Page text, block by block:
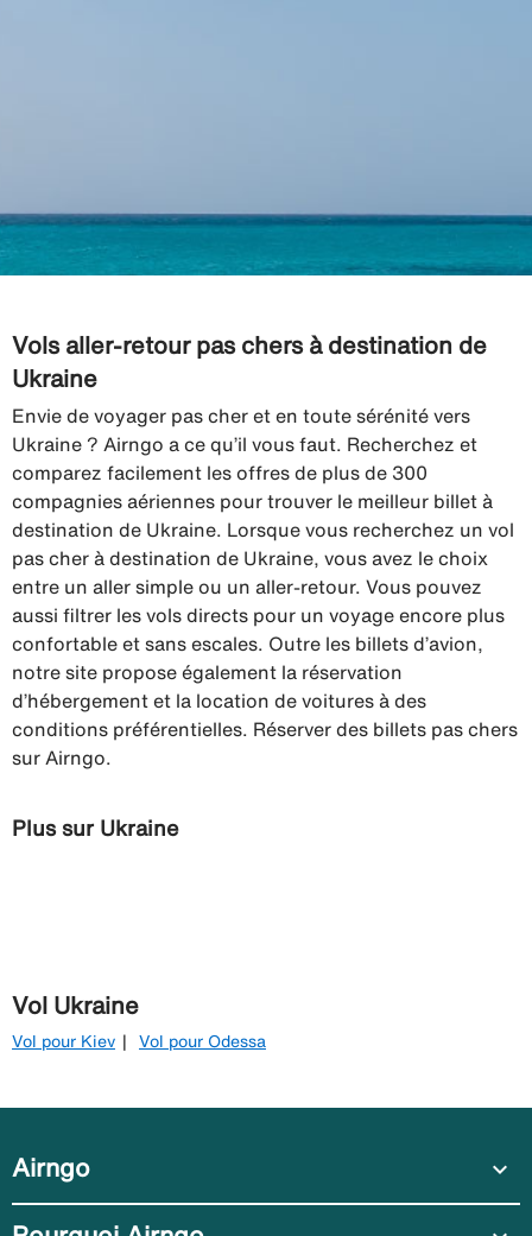
Vols aller-retour pas chers à destination de
Ukraine
Envie de voyager pas cher et en toute sérénité vers
Ukraine ? Airngo a ce qu’il vous faut. Recherchez et
comparez facilement les offres de plus de 300
compagnies aériennes pour trouver le meilleur billet à
destination de Ukraine. Lorsque vous recherchez un vol
pas cher à destination de Ukraine, vous avez le choix
entre un aller simple ou un aller-retour. Vous pouvez
aussi filtrer les vols directs pour un voyage encore plus
confortable et sans escales. Outre les billets d’avion,
notre site propose également la réservation
d’hébergement et la location de voitures à des
conditions préférentielles. Réserver des billets pas chers
sur Airngo.
Plus sur Ukraine
Vol Ukraine
Vol pour Kiev Vol pour Odessa
Airngo expand_more